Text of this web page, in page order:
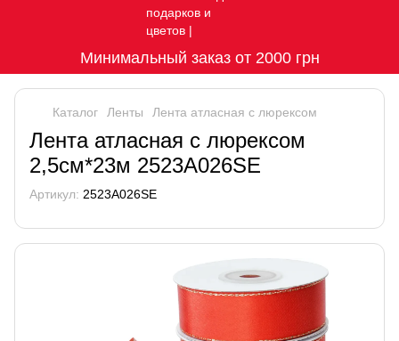
Минимальный заказ от 2000 грн
Каталог Ленты Лента атласная с люрексом
Лента атласная с люрексом
2,5см*23м 2523A026SE
Артикул: 2523A026SE